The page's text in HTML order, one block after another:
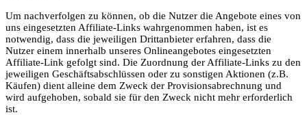
Um nachverfolgen zu können, ob die Nutzer die Angebote eines von
uns eingesetzten Affiliate-Links wahrgenommen haben, ist es
notwendig, dass die jeweiligen Drittanbieter erfahren, dass die
Nutzer einem innerhalb unseres Onlineangebotes eingesetzten
Affiliate-Link gefolgt sind. Die Zuordnung der Affiliate-Links zu den
jeweiligen Geschäftsabschlüssen oder zu sonstigen Aktionen (z.B.
Käufen) dient alleine dem Zweck der Provisionsabrechnung und
wird aufgehoben, sobald sie für den Zweck nicht mehr erforderlich
ist.